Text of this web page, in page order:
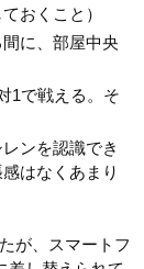
おくこと）
に、部屋中央
1で戦える。そ
ンを認識でき
はなくあまり
が、スマートフ